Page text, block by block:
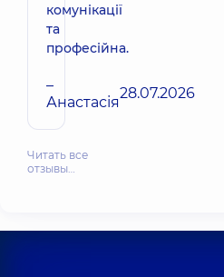
комунікації
та
професійна.
–
Анастасія28.07.2026
Читать все
отзывы…